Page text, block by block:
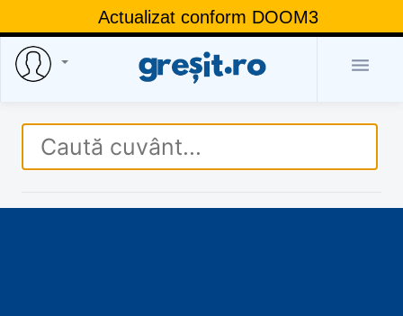
Actualizat conform DOOM3
